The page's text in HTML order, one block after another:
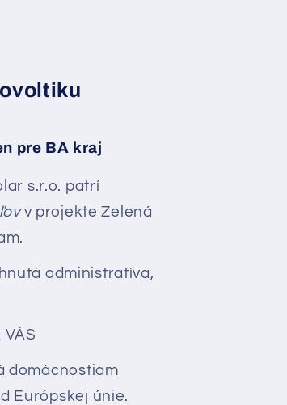
pre BA kraj
s.r.o. patrí
v projekte Zelená
administratíva,
VÁS
domácnostiam
Európskej únie.